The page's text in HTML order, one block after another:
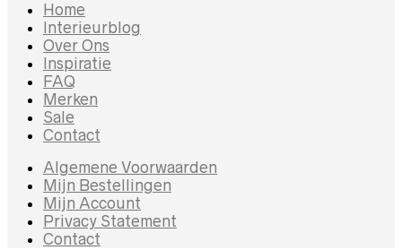
Home
Interieurblog
Over Ons
Inspiratie
FAQ
Merken
Sale
Contact
Algemene Voorwaarden
Mijn Bestellingen
Mijn Account
Privacy Statement
Contact